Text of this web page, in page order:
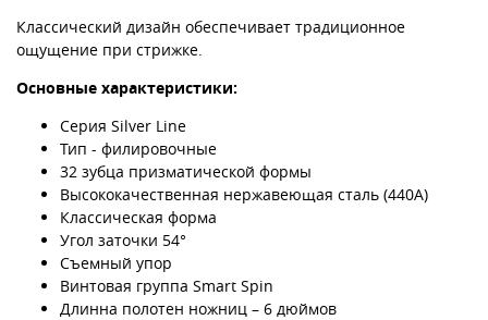
Классический дизайн обеспечивает традиционное
ощущение при стрижке.
Основные характеристики:
Серия Silver Line
Тип - филировочные
32 зубца призматической формы
Высококачественная нержавеющая сталь (440A)
Классическая форма
Угол заточки 54°
Съемный упор
Винтовая группа Smart Spin
Длинна полотен ножниц – 6 дюймов